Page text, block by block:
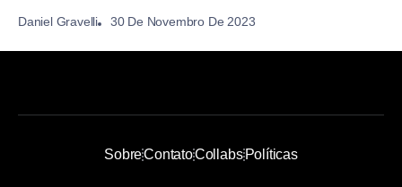
Daniel Gravelli 30 De Novembro De 2023
SobreContatoCollabsPolíticas